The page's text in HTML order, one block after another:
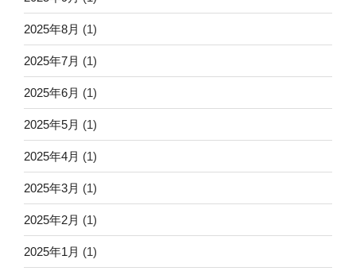
2025年8月 (1)
2025年7月 (1)
2025年6月 (1)
2025年5月 (1)
2025年4月 (1)
2025年3月 (1)
2025年2月 (1)
2025年1月 (1)